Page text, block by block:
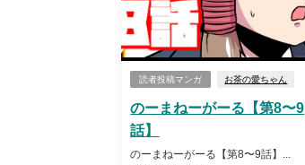
読者投稿マンガ お茶の愛ちゃん
のーまねーがーる【第8〜9
話】
のーまねーがーる【第8〜9話】...